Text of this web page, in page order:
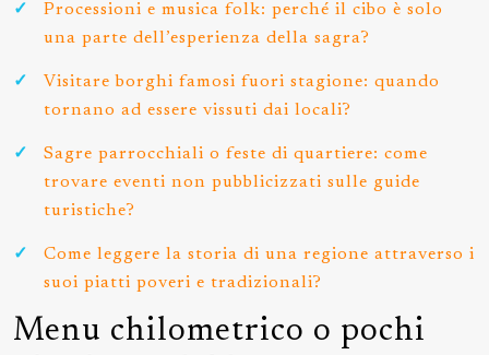
Processioni e musica folk: perché il cibo è solo
una parte dell’esperienza della sagra?
Visitare borghi famosi fuori stagione: quando
tornano ad essere vissuti dai locali?
Sagre parrocchiali o feste di quartiere: come
trovare eventi non pubblicizzati sulle guide
turistiche?
Come leggere la storia di una regione attraverso i
suoi piatti poveri e tradizionali?
Menu chilometrico o pochi